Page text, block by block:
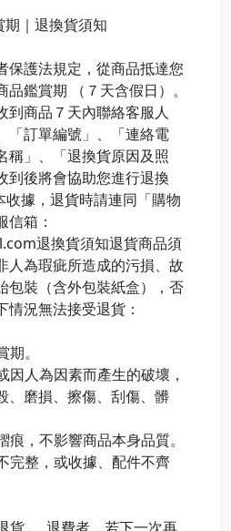
期｜退換貨須知
保護法規定，從商品抵達您
鑑賞期 （７天含假日）。
到商品７天內聯絡客服人
「訂單編號」、「連絡電
稱」、「退換貨原因及照
到後將會協助您進行退換
據，退貨時請連同「購物
信箱：
退換貨須知退貨商品須
人為瑕疵所造成的污損、故
包裝（含外包裝紙盒），否
況無法接受退貨：
。
因人為因素而產生的破壞，
、磨損、擦傷、刮傷、髒
，不影響商品本身品質。
完整，或收據、配件不齊
貨 、 退費者，若下一次再